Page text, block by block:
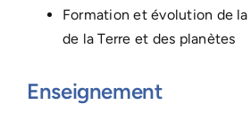
Formation et évolution de
de la Terre et des planètes
Enseignement